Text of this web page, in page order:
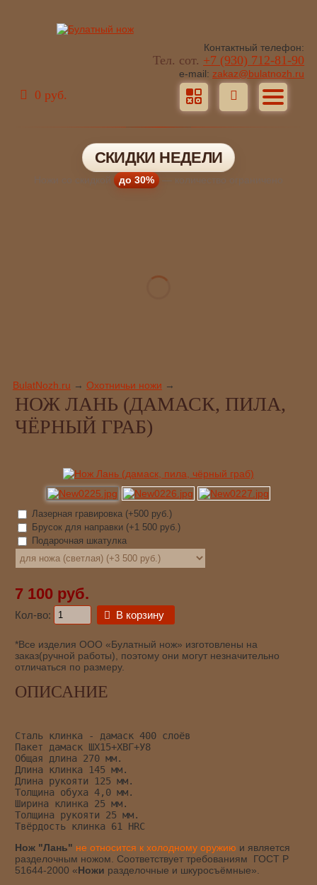
Контактный телефон:
Тел. сот. +7 (930) 712-81-90
e-mail: zakaz@bulatnozh.ru
0 руб.
СКИДКИ НЕДЕЛИ
Ножи со скидкой до 30% — количество ограничено
BulatNozh.ru → Охотничьи ножи →
НОЖ ЛАНЬ (ДАМАСК, ПИЛА,
ЧЁРНЫЙ ГРАБ)
Лазерная гравировка (+500 руб.)
Брусок для направки (+1 500 руб.)
Подарочная шкатулка
7 100 руб.
Кол-во: В корзину
*Все изделия ООО «Булатный нож» изготовлены на
заказ(ручной работы), поэтому они могут незначительно
отличаться по размеру.
ОПИСАНИЕ
Сталь клинка - дамаск 400 слоёв
Пакет дамаск ШХ15+ХВГ+У8
Общая длина 270 мм.
Длина клинка 145 мм.
Длина рукояти 125 мм.
Толщина обуха 4,0 мм.
Ширина клинка 25 мм.
Толщина рукояти 25 мм.
Твёрдость клинка 61 HRC
Нож "Лань" не относится к холодному оружию и является
разделочным ножом. Соответствует требованиям ГОСТ Р
51644-2000 «Ножи разделочные и шкуросъёмные».